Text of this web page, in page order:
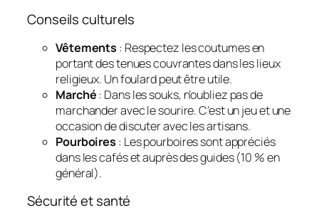
Conseils culturels
Vêtements : Respectez les coutumes en
portant des tenues couvrantes dans les lieux
religieux. Un foulard peut être utile.
Marché: Dans les souks, n’oubliez pas de
marchander avec le sourire. C’est un jeu et une
occasion de discuter avec les artisans.
Pourboires : Les pourboires sont appréciés
dans les cafés et auprès des guides (10 % en
général).
Sécurité et santé